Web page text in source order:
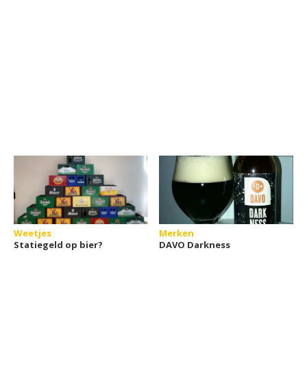
Weetjes
Statiegeld op bier?
Merken
DAVO Darkness